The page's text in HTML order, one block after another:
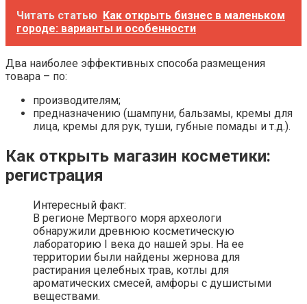
Читать статью Как открыть бизнес в маленьком
городе: варианты и особенности
Два наиболее эффективных способа размещения
товара – по:
производителям;
предназначению (шампуни, бальзамы, кремы для
лица, кремы для рук, туши, губные помады и т.д.).
Как открыть магазин косметики:
регистрация
Интересный факт:
В регионе Мертвого моря археологи
обнаружили древнюю косметическую
лабораторию I века до нашей эры. На ее
территории были найдены жернова для
растирания целебных трав, котлы для
ароматических смесей, амфоры с душистыми
веществами.